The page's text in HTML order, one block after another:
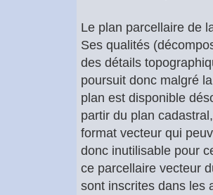
Le plan parcellaire de
Ses qualités
des détails
poursuit donc malgré
plan est disponible
partir du plan
format vecteur qui
donc inutilisable pour
ce parcellaire vecteur
sont inscrites dans les